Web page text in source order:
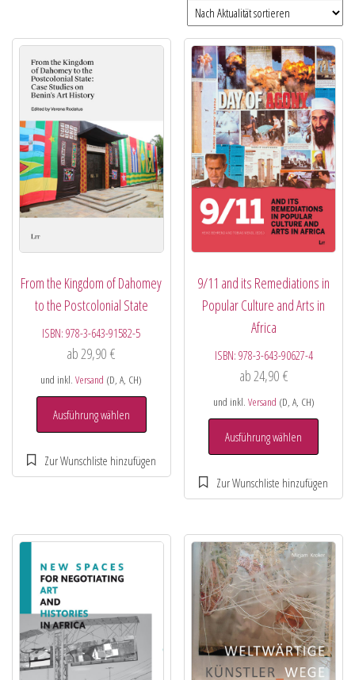
From the Kingdom of Dahomey
to the Postcolonial State
ISBN:978-3-643-91582-5
ab29,90€
und inkl.Versand (D, A, CH)
Ausführung wählen
9/11 and its Remediations in
Popular Culture and Arts in
Africa
ISBN: 978-3-643-90627-4
ab24,90 €
und inkl. Versand (D, A, CH)
Ausführung wählen